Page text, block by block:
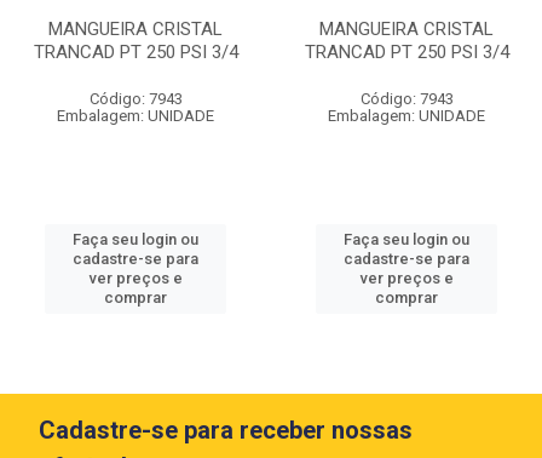
MANGUEIRA CRISTAL
TRANCAD PT 250 PSI 3/4
Código: 7943
Embalagem: UNIDADE
Faça seu login ou
cadastre-se para
ver preços e
comprar
MANGUEIRA CRISTAL
TRANCAD PT 250 PSI 3/4
Código: 7943
Embalagem: UNIDADE
Faça seu login ou
cadastre-se para
ver preços e
comprar
Cadastre-se para receber nossas